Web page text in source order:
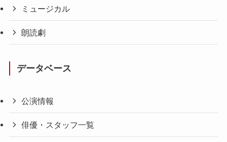
ミュージカル
朗読劇
データベース
公演情報
俳優・スタッフ一覧